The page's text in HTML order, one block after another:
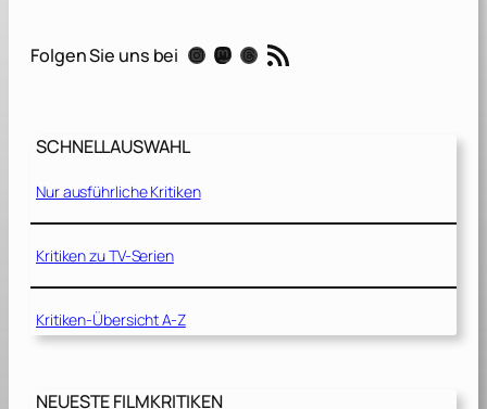
u
n
n
U
n
c
h
b
Folgen Sie uns bei Instagram Mastodon Threads RSS-Feed
SCHNELLAUSWAHL
Nur ausführliche Kritiken
Kritiken zu TV-Serien
Kritiken-Übersicht A-Z
NEUESTE FILMKRITIKEN